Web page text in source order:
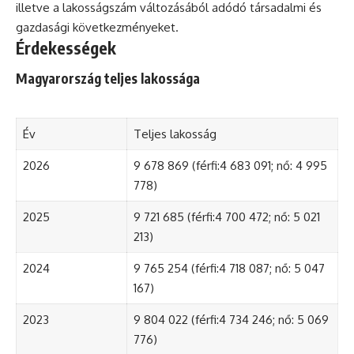
illetve a lakosságszám változásából adódó társadalmi és
gazdasági következményeket.
Érdekességek
Magyarország teljes lakossága
Év Teljes lakosság
2026
9 678 869 (férfi:4 683 091; nő: 4 995
778)
2025
9 721 685 (férfi:4 700 472; nő: 5 021
213)
2024
9 765 254 (férfi:4 718 087; nő: 5 047
167)
2023
9 804 022 (férfi:4 734 246; nő: 5 069
776)